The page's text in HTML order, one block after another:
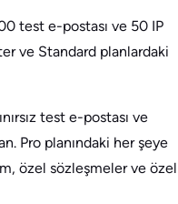
test e-postası ve 50 IP
ve Standard planlardaki
test e-postası ve
Pro planındaki her şeye
özel sözleşmeler ve özel